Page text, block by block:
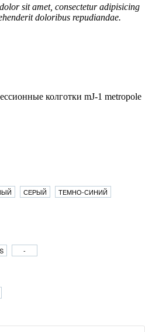
sit amet, consectetur adipisicing
doloribus repudiandae.
СЕРЫЙ
ТЕМНО-СИНИЙ
-